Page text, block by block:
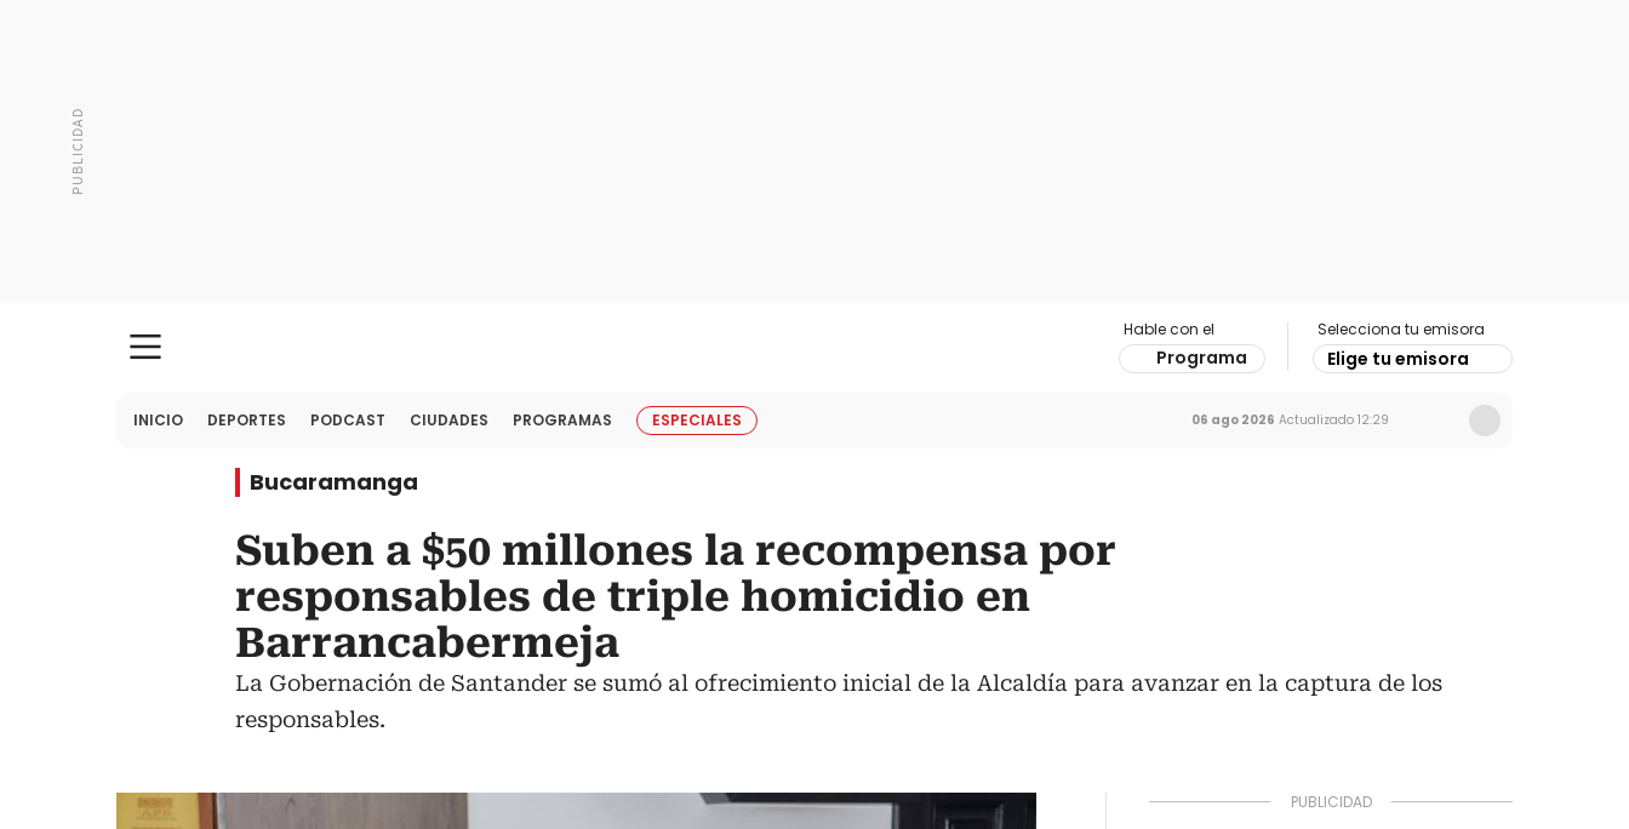
Hable con el
Programa
Selecciona tu emisora
Elige tu emisora
INICIO DEPORTES PODCAST CIUDADES PROGRAMAS ESPECIALES 06 ago 2026 Actualizado 12:29
Bucaramanga
Suben a $50 millones la recompensa por
responsables de triple homicidio en
Barrancabermeja
La Gobernación de Santander se sumó al ofrecimiento inicial de la Alcaldía para avanzar en la captura de los
responsables.